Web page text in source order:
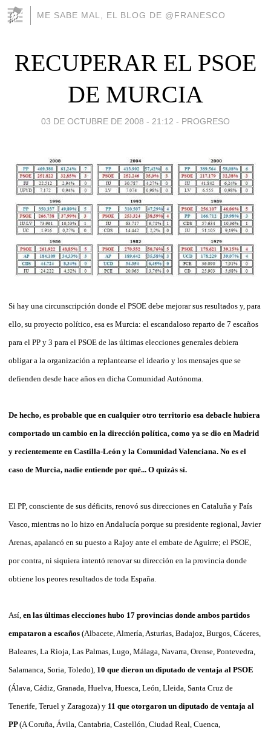
ME SABE MAL, EL BLOG DE @FRANESCO
RECUPERAR EL PSOE
DE MURCIA
03 DE OCTUBRE DE 2008 - 21:12 - PROGRESO
Si hay una circunscripción donde el PSOE debe mejorar sus resultados y, para
ello, su proyecto político, esa es Murcia: el escandaloso reparto de 7 escaños
para el PP y 3 para el PSOE de las últimas elecciones generales debiera
obligar a la organización a replantearse el ideario y los mensajes que se
defienden desde hace años en dicha Comunidad Autónoma.
De hecho, es probable que en cualquier otro territorio esa debacle hubiera
comportado un cambio en la dirección política, como ya se dio en Madrid
y recientemente en Castilla-León y la Comunidad Valenciana. No es el
caso de Murcia, nadie entiende por qué... O quizás sí.
El PP, consciente de sus déficits, renovó sus direcciones en Cataluña y País
Vasco, mientras no lo hizo en Andalucía porque su presidente regional, Javier
Arenas, apalancó en su puesto a Rajoy ante el embate de Aguirre; el PSOE,
por contra, ni siquiera intentó renovar su dirección en la provincia donde
obtiene los peores resultados de toda España.
Así, en las últimas elecciones hubo 17 provincias donde ambos partidos
empataron a escaños (Albacete, Almería, Asturias, Badajoz, Burgos, Cáceres,
Baleares, La Rioja, Las Palmas, Lugo, Málaga, Navarra, Orense, Pontevedra,
Salamanca, Soria, Toledo), 10 que dieron un diputado de ventaja al PSOE
(Álava, Cádiz, Granada, Huelva, Huesca, León, Lleida, Santa Cruz de
Tenerife, Teruel y Zaragoza) y 11 que otorgaron un diputado de ventaja al
PP(A Coruña, Ávila, Cantabria, Castellón, Ciudad Real, Cuenca,